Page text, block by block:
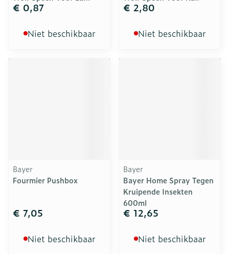
€ 0,87
Niet beschikbaar
€ 2,80
Niet beschikbaar
Bayer
Fourmier Pushbox
€ 7,05
Niet beschikbaar
Bayer
Bayer Home Spray Tegen
Kruipende Insekten
600ml
€ 12,65
Niet beschikbaar